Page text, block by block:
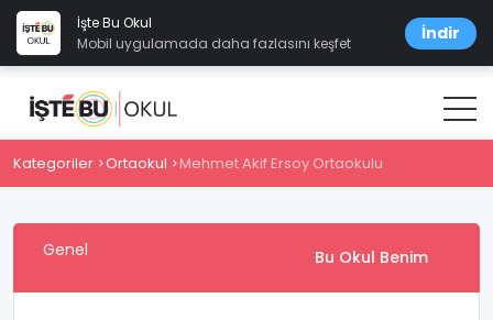
İşte Bu Okul
Mobil uygulamada daha fazlasını keşfet
İndir
Kategoriler Ortaokul Mehmet Akif Ersoy Ortaokulu
Genel Bu Okul Benim